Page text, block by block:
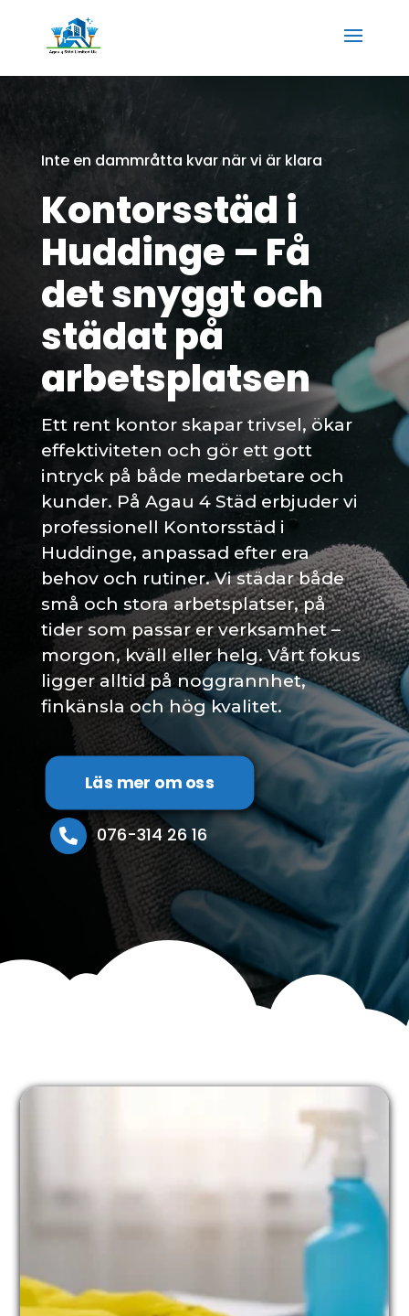
Inte en dammråtta kvar när vi är klara
Kontorsstäd i
Huddinge – Få
det snyggt och
städat på
arbetsplatsen
Ett rent kontor skapar trivsel, ökar
effektiviteten och gör ett gott
intryck på både medarbetare och
kunder. På Agau 4 Städ erbjuder vi
professionell Kontorsstäd i
Huddinge, anpassad efter era
behov och rutiner. Vi städar både
små och stora arbetsplatser, på
tider som passar er verksamhet –
morgon, kväll eller helg. Vårt fokus
ligger alltid på noggrannhet,
finkänsla och hög kvalitet.
Läs mer om oss
 076-314 26 16